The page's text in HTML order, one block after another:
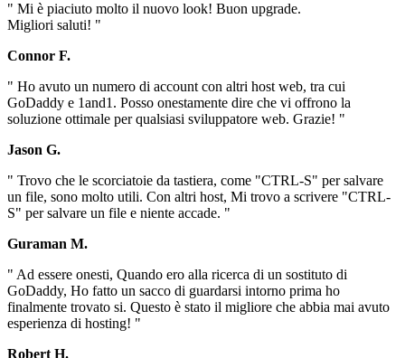
" Mi è piaciuto molto il nuovo look! Buon upgrade.
Migliori saluti! "
Connor F.
" Ho avuto un numero di account con altri host web, tra cui
GoDaddy e 1and1. Posso onestamente dire che vi offrono la
soluzione ottimale per qualsiasi sviluppatore web. Grazie! "
Jason G.
" Trovo che le scorciatoie da tastiera, come "CTRL-S" per salvare
un file, sono molto utili. Con altri host, Mi trovo a scrivere "CTRL-
S" per salvare un file e niente accade. "
Guraman M.
" Ad essere onesti, Quando ero alla ricerca di un sostituto di
GoDaddy, Ho fatto un sacco di guardarsi intorno prima ho
finalmente trovato si. Questo è stato il migliore che abbia mai avuto
esperienza di hosting! "
Robert H.